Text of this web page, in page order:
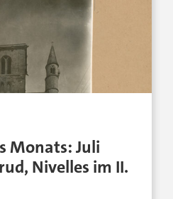
Monats: Juli
Nivelles im II.